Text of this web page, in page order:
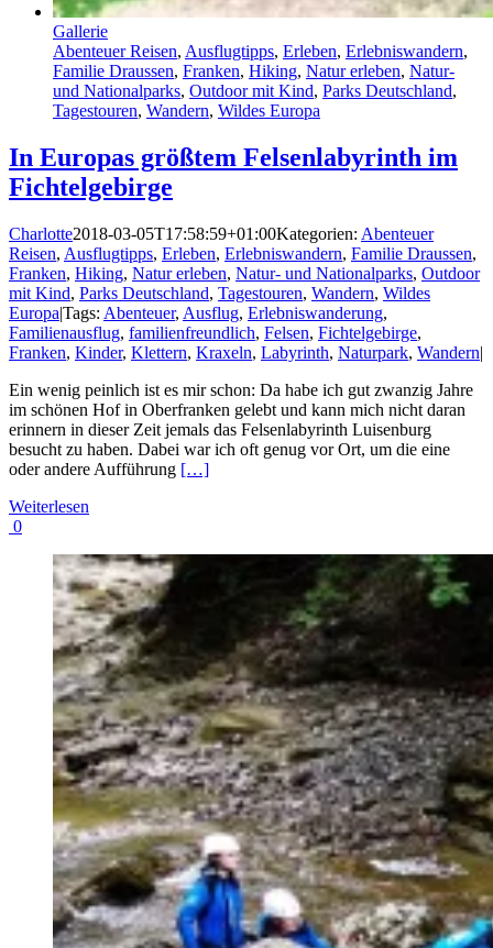
Gallerie
Abenteuer Reisen, Ausflugtipps, Erleben, Erlebniswandern,
Familie Draussen, Franken, Hiking, Natur erleben, Natur-
und Nationalparks, Outdoor mit Kind, Parks Deutschland,
Tagestouren, Wandern, Wildes Europa
In Europas größtem Felsenlabyrinth im
Fichtelgebirge
Charlotte2018-03-05T17:58:59+01:00Kategorien: Abenteuer
Reisen, Ausflugtipps, Erleben, Erlebniswandern, Familie Draussen,
Franken, Hiking, Natur erleben, Natur- und Nationalparks, Outdoor
mit Kind, Parks Deutschland, Tagestouren, Wandern, Wildes
Europa|Tags: Abenteuer, Ausflug, Erlebniswanderung,
Familienausflug, familienfreundlich, Felsen, Fichtelgebirge,
Franken, Kinder, Klettern, Kraxeln, Labyrinth, Naturpark, Wandern|
Ein wenig peinlich ist es mir schon: Da habe ich gut zwanzig Jahre
im schönen Hof in Oberfranken gelebt und kann mich nicht daran
erinnern in dieser Zeit jemals das Felsenlabyrinth Luisenburg
besucht zu haben. Dabei war ich oft genug vor Ort, um die eine
oder andere Aufführung […]
Weiterlesen
0